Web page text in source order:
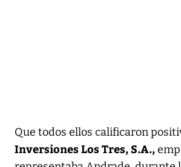
Que todos ellos calificaron
Inversiones Los Tres, S.A.,